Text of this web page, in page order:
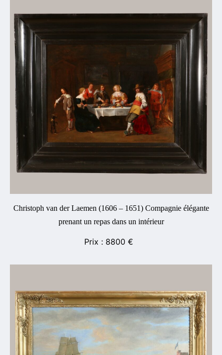
Christoph van der Laemen (1606 – 1651) Compagnie élégante
prenant un repas dans un intérieur
8800 €